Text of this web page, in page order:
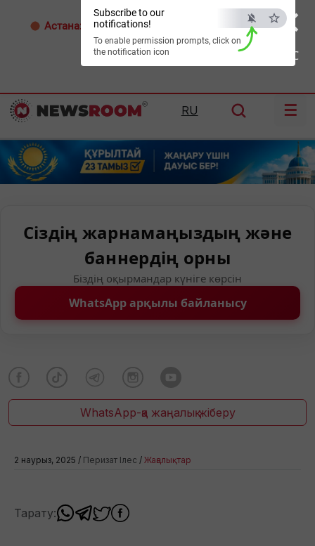
×
ESC
Subscribe to our
notifications!
To enable permission prompts, click on
the notification icon
Астана: 33°C Алматы: Шымкент:37°C
RU ☰
Сіздің жарнамаңыздың және
баннердің орны
Біздің оқырмандар күніге көрсін
WhatsApp арқылы байланысу
WhatsApp-қа жаңалық жіберу
2 наурыз, 2025 / Перизат Ілес / Жаңалықтар
Тарату: